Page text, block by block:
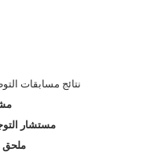
نتائج مسابقات التوظيف لسنة
مستشار
ملحق